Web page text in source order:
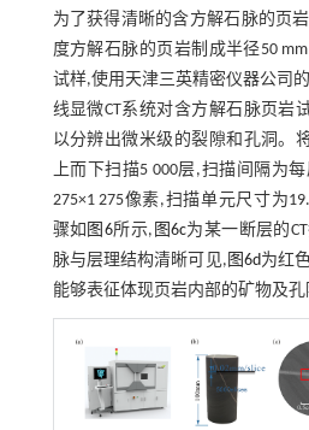
为了获得清晰的含方解石脉的页
度方解石脉的页岩制成半径50
试样,使用天津三英精密仪器公司的
线显微CT系统对含方解石脉页岩
以分辨出微米级的裂隙和孔洞。
上而下扫描5 000层,扫描间隔为
275×1 275像素,扫描单元尺寸为
骤如 图6所示, 图6c为某一断层的
脉与层理结构清晰可见, 图6d为红
能够表征体现页岩内部的矿物及孔